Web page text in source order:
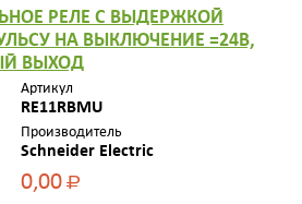
РЕЛЕ С ВЫДЕРЖКОЙ
НА ВЫКЛЮЧЕНИЕ =24В,
ВЫХОД
Артикул
RE11RBMU
Производитель
Schneider Electric
0,00Р